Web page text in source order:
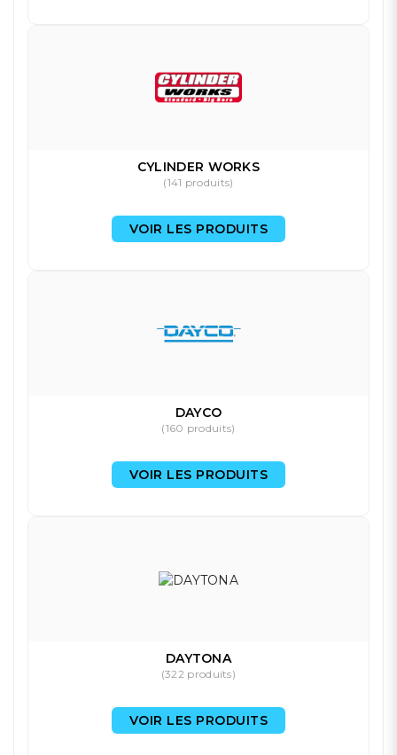
CYLINDER WORKS
(141 produits)
VOIR LES PRODUITS
DAYCO
(160 produits)
VOIR LES PRODUITS
DAYTONA
(322 produits)
VOIR LES PRODUITS